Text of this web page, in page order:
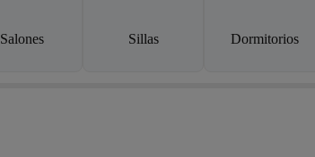
Salones Sillas Dormitorios